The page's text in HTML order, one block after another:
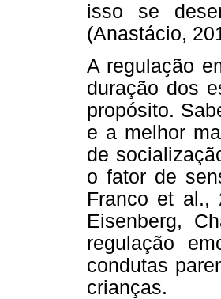
isso se
(Anastácio,
A regulação
duração dos
propósito.
e a melhor
de
o fator de
Franco et al.,
Eisenberg,
regulação
condutas
crianças.